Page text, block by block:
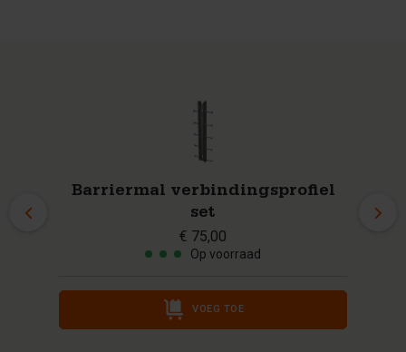
Barriermal verbindingsprofiel
set
€ 75,00
Op voorraad
VOEG TOE